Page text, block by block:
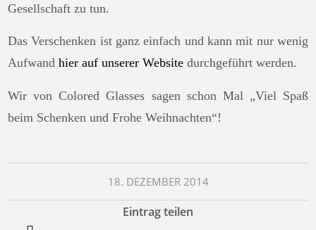
Gesellschaft zu tun.
Das Verschenken ist ganz einfach und kann mit nur wenig
Aufwandhier auf unserer Website durchgeführt werden.
Wir von Colored Glasses sagen schon Mal „Viel Spaß
beim Schenken und Frohe Weihnachten“!
18. DEZEMBER 2014
Eintrag teilen